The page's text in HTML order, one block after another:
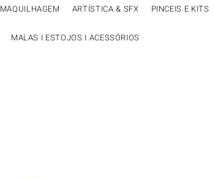
MAQUILHAGEM ARTÍSTICA & SFX PINCEIS E KITS
MALAS I ESTOJOS I ACESSÓRIOS